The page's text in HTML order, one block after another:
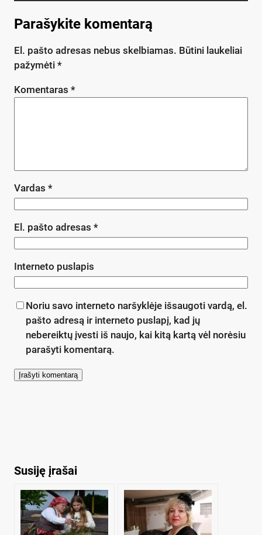
Parašykite komentarą
El. pašto adresas nebus skelbiamas. Būtini laukeliai
pažymėti *
Komentaras *
Vardas *
El. pašto adresas *
Interneto puslapis
Noriu savo interneto naršyklėje išsaugoti vardą, el.
pašto adresą ir interneto puslapį, kad jų
nebereiktų įvesti iš naujo, kai kitą kartą vėl norėsiu
parašyti komentarą.
Susiję įrašai